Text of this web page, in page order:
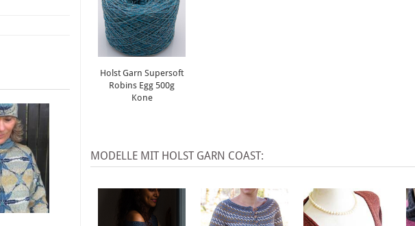
Holst Garn Supersoft
Robins Egg 500g
Kone
MODELLE MIT HOLST GARN COAST: